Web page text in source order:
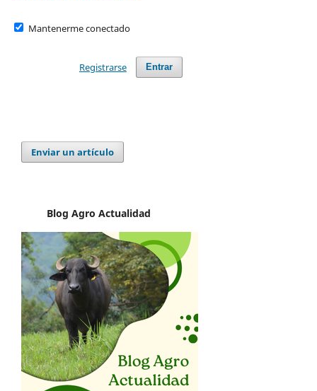
Mantenerme conectado
Entrar
Registrarse
Enviar un artículo
Blog Agro Actualidad